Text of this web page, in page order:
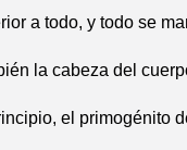
a todo, y todo se
la cabeza del
el primogénito